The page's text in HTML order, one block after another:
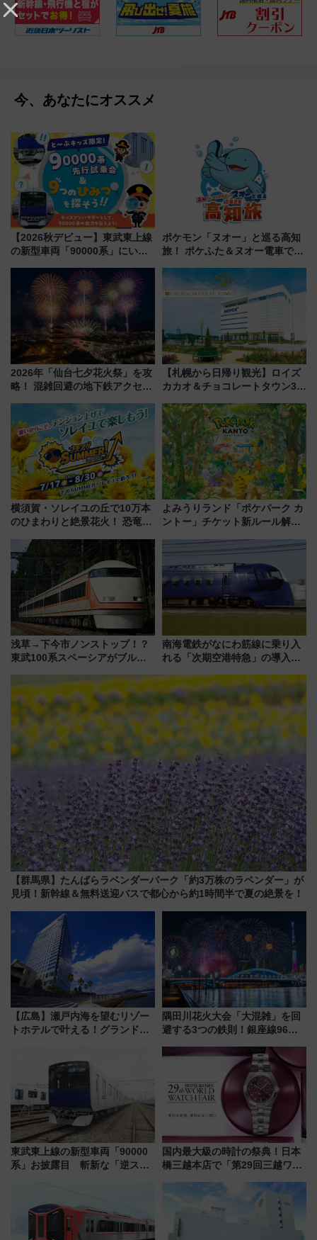
今、あなたにオススメ
【2026秋デビュー】東武東上線
の新型車両「90000系」にいち
向け先行試乗会でキッズアンバ
サダーになろう
ポケモン「ヌオー」と巡る高知
旅！ ポケふた＆ヌオー電車で楽
路の絶景と絶品グルメを満喫！
（7月18日スタート）
2026年「仙台七夕花火祭」を攻
略！ 混雑回避の地下鉄アクセス
火前に楽しむ仙台観光ルートま
で解説！
【札幌から日帰り観光】ロイズ
カカオ＆チョコレートタウン3周
詰め放題を開催、ロイズタウン
駅からのアクセスも
横須賀・ソレイユの丘で10万本
のひまわりと絶景花火！ 恐竜や
帰りお出かけ最新情報（2026年
7月17日～開催）
よみうりランド「ポケパーク カ
ントー」チケット新ルール解
本人確認が11月スタート
浅草→下今市ノンストップ！？
東武100系スペーシアがブルー
ー当時の停車駅」を再現 運転
時刻や特急券の買い方を紹介
南海電鉄がなにわ筋線に乗り入
れる「次期空港特急」の導入を
日本初の鉄道デザイン
【群馬県】たんばらラベンダーパーク「約3万株のラベンダー」が
見頃！新幹線＆無料送迎バスで都心から約1時間半で夏の絶景を！
【広島】瀬戸内海を望むリゾー
トホテルで叶える！グランドプ
ープラン
隅田川花火大会「大混雑」を回
避する3つの鉄則！銀座線96本
ツリー駅の規制まとめ 7/25開催
東武東上線の新型車両「90000
系」お披露目 斬新な「逆スラ
ーは9月
国内最大級の時計の祭典！日本
橋三越本店で「第29回三越ワー
【2026年8月5日～25日】